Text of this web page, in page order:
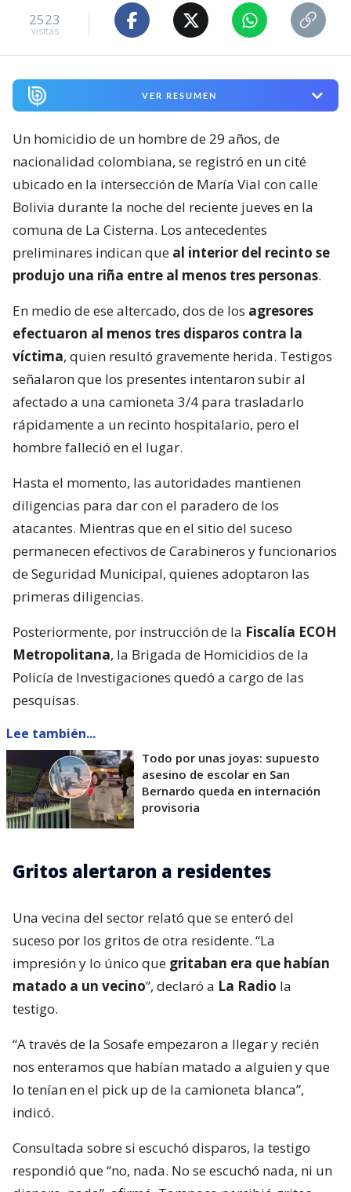
2523
visitas
VER RESUMEN
Un homicidio de un hombre de 29 años, de
nacionalidad colombiana, se registró en un cité
ubicado en la intersección de María Vial con calle
Bolivia durante la noche del reciente jueves en la
comuna de La Cisterna. Los antecedentes
preliminares indican que al interior del recinto se
produjo una riña entre al menos tres personas.
En medio de ese altercado, dos de los agresores
efectuaron al menos tres disparos contra la
víctima, quien resultó gravemente herida. Testigos
señalaron que los presentes intentaron subir al
afectado a una camioneta 3/4 para trasladarlo
rápidamente a un recinto hospitalario, pero el
hombre falleció en el lugar.
Hasta el momento, las autoridades mantienen
diligencias para dar con el paradero de los
atacantes. Mientras que en el sitio del suceso
permanecen efectivos de Carabineros y funcionarios
de Seguridad Municipal, quienes adoptaron las
primeras diligencias.
Posteriormente, por instrucción de la Fiscalía ECOH
Metropolitana, la Brigada de Homicidios de la
Policía de Investigaciones quedó a cargo de las
pesquisas.
Lee también...
Todo por unas joyas: supuesto
asesino de escolar en San
Bernardo queda en internación
provisoria
Gritos alertaron a residentes
Una vecina del sector relató que se enteró del
suceso por los gritos de otra residente. “La
impresión y lo único que gritaban era que habían
matado a un vecino”, declaró a La Radio la
testigo.
“A través de la Sosafe empezaron a llegar y recién
nos enteramos que habían matado a alguien y que
lo tenían en el pick up de la camioneta blanca”,
indicó.
Consultada sobre si escuchó disparos, la testigo
respondió que “no, nada. No se escuchó nada, ni un